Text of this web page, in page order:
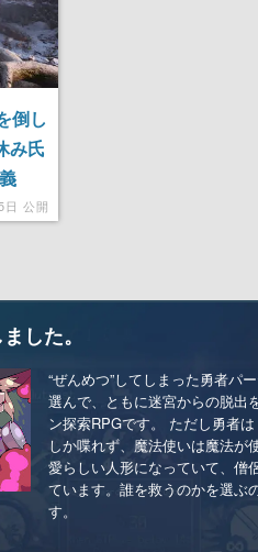
倒し
み氏
が
日 公開
した。
“ぜんめつ”してしまった勇者パ
選んで、ともに迷宮からの脱出
ン探索RPGです。 ただし勇者は
しか喋れず、魔法使いは魔法が
愛らしい人形になっていて、僧
ています。誰を救うのかを選ぶ
す。